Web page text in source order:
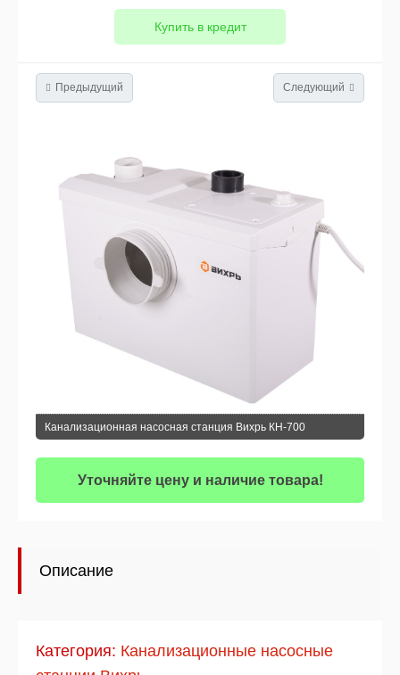
Купить в кредит
Предыдущий Следующий
Канализационная насосная станция Вихрь КН-700
Уточняйте цену и наличие товара!
Описание
Категория: Канализационные насосные